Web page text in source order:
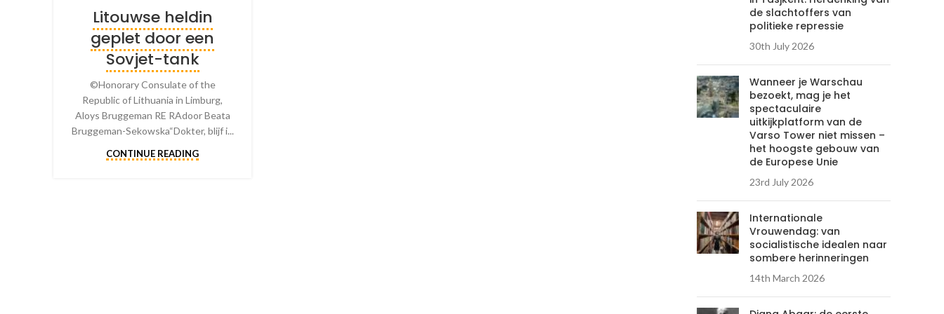
Litouwse heldin
geplet door een
Sovjet-tank
©Honorary Consulate of the
Republic of Lithuania in Limburg,
Aloys Bruggeman RE RAdoor Beata
Bruggeman-Sekowska“Dokter, blijf i...
CONTINUE READING
de slachtoffers van
politieke repressie
30th July 2026
Wanneer je Warschau
bezoekt, mag je het
spectaculaire
uitkijkplatform van de
Varso Tower niet missen –
het hoogste gebouw van
de Europese Unie
23rd July 2026
Internationale
Vrouwendag: van
socialistische idealen naar
sombere herinneringen
14th March 2026